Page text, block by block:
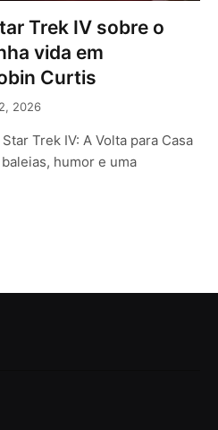
Trek IV sobre o
vida em
Curtis
2026
Trek IV: A Volta para Casa
humor e uma